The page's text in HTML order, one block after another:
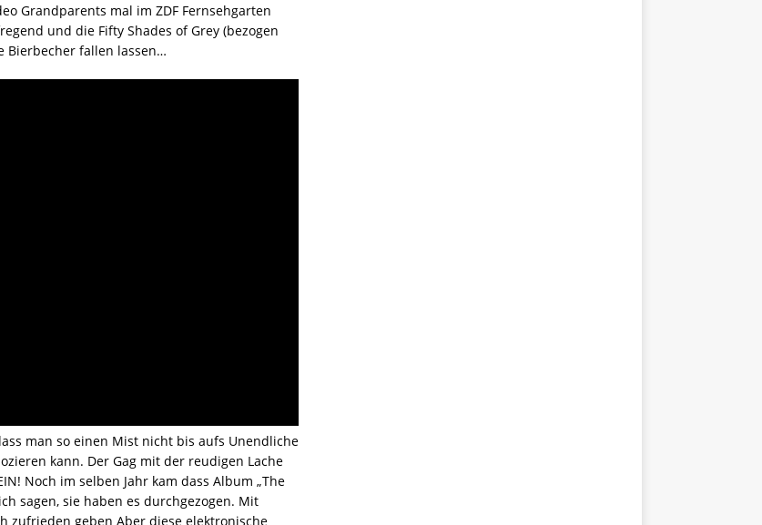
Grandparents mal im ZDF Fernsehgarten
und die Fifty Shades of Grey (bezogen
Bierbecher fallen lassen…
man so einen Mist nicht bis aufs Unendliche
kann. Der Gag mit der reudigen Lache
Noch im selben Jahr kam dass Album „The
sagen, sie haben es durchgezogen. Mit
zufrieden geben Aber diese elektronische